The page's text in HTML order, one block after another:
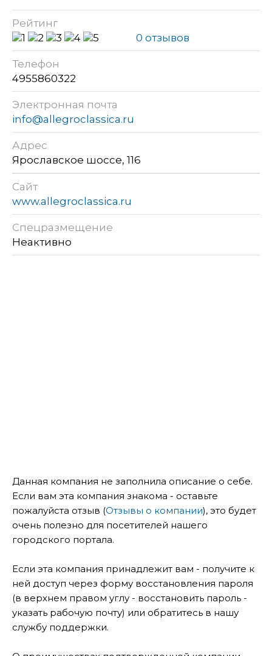
Рейтинг
0 отзывов
Телефон
4955860322
Электронная почта
info@allegroclassica.ru
Адрес
Ярославское шоссе, 116
Сайт
www.allegroclassica.ru
Спецразмещение
Неактивно
Данная компания не заполнила описание о себе.
Если вам эта компания знакома - оставьте
пожалуйста отзыв (Отзывы о компании), это будет
очень полезно для посетителей нашего
городского портала.
Если эта компания принадлежит вам - получите к
ней доступ через форму восстановления пароля
(в верхнем правом углу - восстановить пароль -
указать рабочую почту) или обратитесь в нашу
службу поддержки.